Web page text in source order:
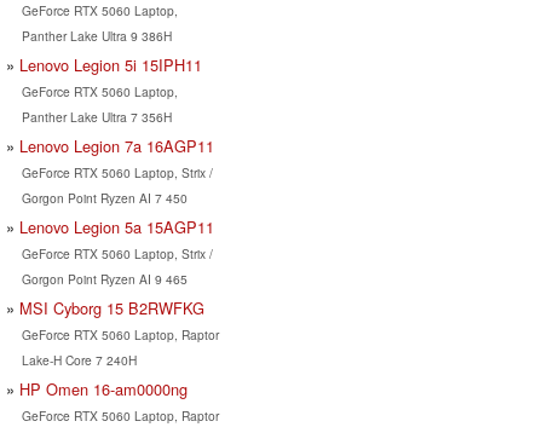
GeForce RTX 5060 Laptop,
Panther Lake Ultra 9 386H
Lenovo Legion 5i 15IPH11
GeForce RTX 5060 Laptop,
Panther Lake Ultra 7 356H
Lenovo Legion 7a 16AGP11
GeForce RTX 5060 Laptop, Strix /
Gorgon Point Ryzen AI 7 450
Lenovo Legion 5a 15AGP11
GeForce RTX 5060 Laptop, Strix /
Gorgon Point Ryzen AI 9 465
MSI Cyborg 15 B2RWFKG
GeForce RTX 5060 Laptop, Raptor
Lake-H Core 7 240H
HP Omen 16-am0000ng
GeForce RTX 5060 Laptop, Raptor